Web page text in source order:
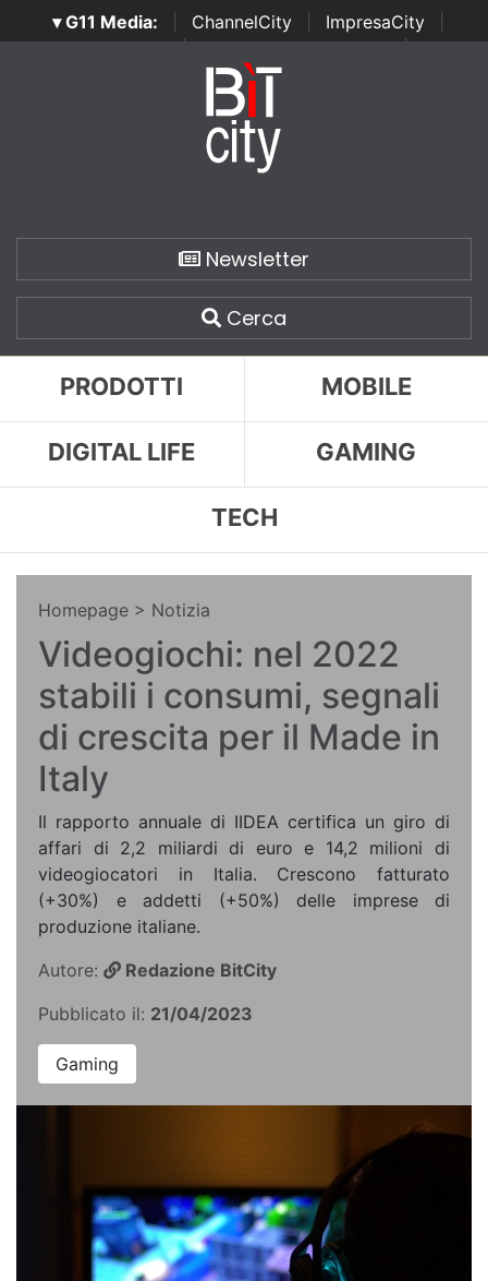
▾ G11 Media: ChannelCity ImpresaCity
SecurityOpenLab | Italian Channel Awards | Italian
Italian Security Awards
Newsletter
Cerca
PRODOTTI MOBILE
DIGITAL LIFE GAMING
TECH
Homepage > Notizia
Videogiochi: nel 2022
stabili i consumi, segnali
di crescita per il Made in
Italy
Il rapporto annuale di IIDEA certifica un giro di
affari di 2,2 miliardi di euro e 14,2 milioni di
videogiocatori in Italia. Crescono fatturato
(+30%) e addetti (+50%) delle imprese di
produzione italiane.
Autore:
Redazione BitCity
Pubblicato il: 21/04/2023
Gaming